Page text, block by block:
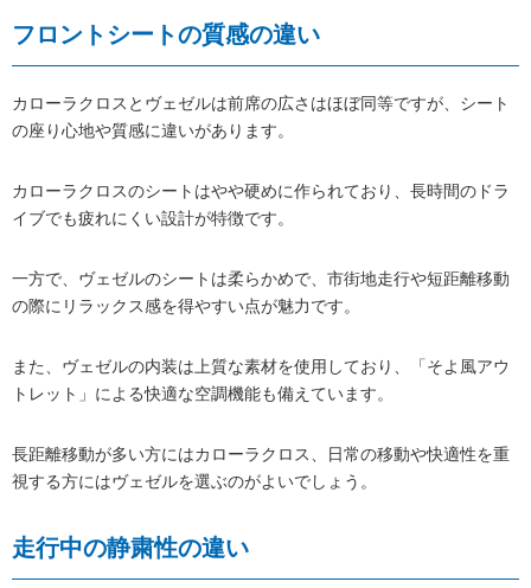
フロントシートの質感の違い
カローラクロスとヴェゼルは前席の広さはほぼ同等ですが、シート
の座り心地や質感に違いがあります。
カローラクロスのシートはやや硬めに作られており、長時間のドラ
イブでも疲れにくい設計が特徴です。
一方で、ヴェゼルのシートは柔らかめで、市街地走行や短距離移動
の際にリラックス感を得やすい点が魅力です。
また、ヴェゼルの内装は上質な素材を使用しており、「そよ風アウ
トレット」による快適な空調機能も備えています。
長距離移動が多い方にはカローラクロス、日常の移動や快適性を重
視する方にはヴェゼルを選ぶのがよいでしょう。
走行中の静粛性の違い